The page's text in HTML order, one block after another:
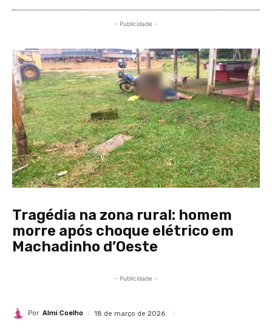
- Publicidade -
Tragédia na zona rural: homem
morre após choque elétrico em
Machadinho d’Oeste
- Publicidade -
Por Almi Coelho 18 de março de 2026